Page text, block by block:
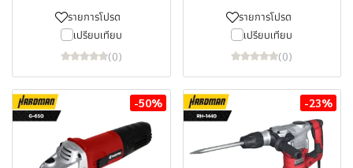
รายการโปรด
เปรียบเทียบ
(0)
รายการโปรด
เปรียบเทียบ
(0)
-50% -23%